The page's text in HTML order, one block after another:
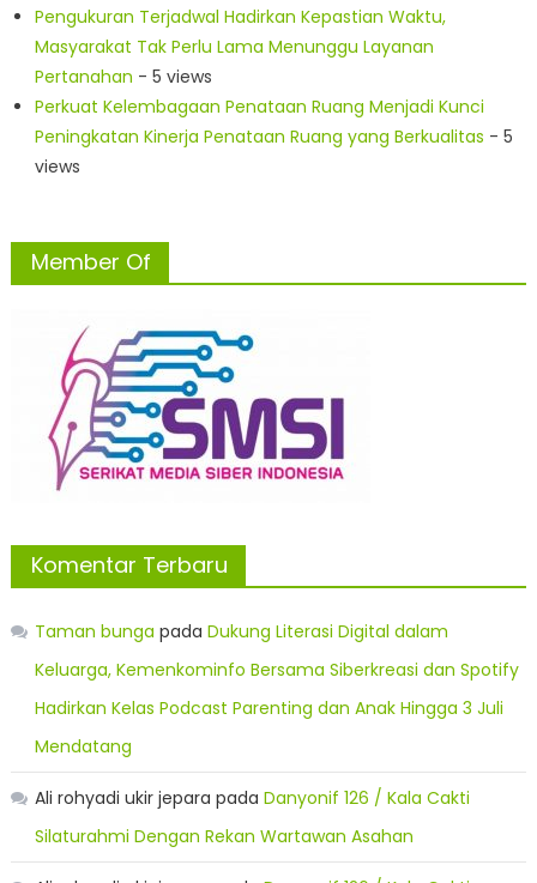
Pengukuran Terjadwal Hadirkan Kepastian Waktu,
Masyarakat Tak Perlu Lama Menunggu Layanan
Pertanahan - 5 views
Perkuat Kelembagaan Penataan Ruang Menjadi Kunci
Peningkatan Kinerja Penataan Ruang yang Berkualitas - 5
views
Member Of
Komentar Terbaru
Taman bunga pada Dukung Literasi Digital dalam
Keluarga, Kemenkominfo Bersama Siberkreasi dan Spotify
Hadirkan Kelas Podcast Parenting dan Anak Hingga 3 Juli
Mendatang
Ali rohyadi ukir jepara pada Danyonif 126 / Kala Cakti
Silaturahmi Dengan Rekan Wartawan Asahan